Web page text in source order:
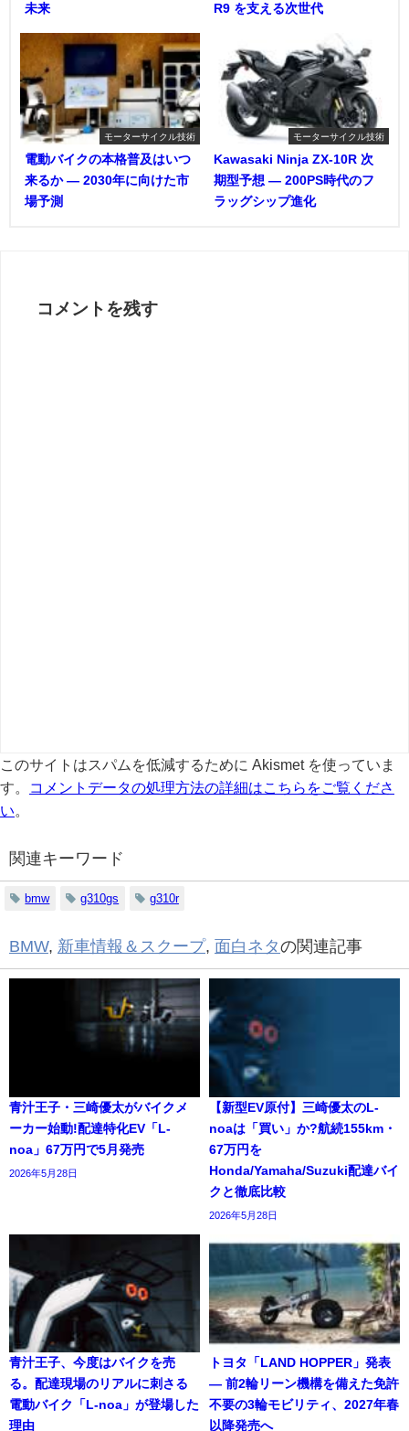
未来
R9 を支える次世代
モーターサイクル技術
電動バイクの本格普及はいつ
来るか ― 2030年に向けた市
場予測
モーターサイクル技術
Kawasaki Ninja ZX-10R 次
期型予想 ― 200PS時代のフ
ラッグシップ進化
コメントを残す
このサイトはスパムを低減するために Akismet を使っていま
す。
コメントデータの処理方法の詳細はこちらをご覧くださ
い
関連キーワード
bmw g310gs g310r
BMW, 新車情報＆スクープ, 面白ネタの関連記事
青汁王子・三崎優太がバイクメ
ーカー始動!配達特化EV「L-
noa」67万円で5月発売
2026年5月28日
【新型EV原付】三崎優太のL-
noaは「買い」か?航続155km・
67万円を
Honda/Yamaha/Suzuki配達バイ
クと徹底比較
2026年5月28日
青汁王子、今度はバイクを売
る。配達現場のリアルに刺さる
電動バイク「L-noa」が登場した
理由
トヨタ「LAND HOPPER」発表
― 前2輪リーン機構を備えた免許
不要の3輪モビリティ、2027年春
以降発売へ